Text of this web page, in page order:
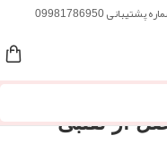
پشتیبانی 09981786950
از تقلبی